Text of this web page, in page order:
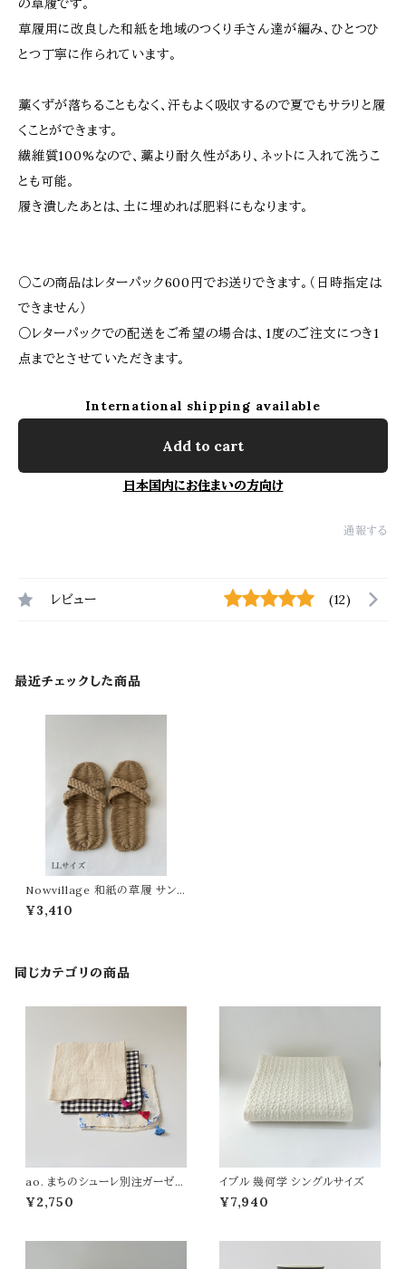
の草履です。
草履用に改良した和紙を地域のつくり手さん達が編み、ひとつひ
とつ丁寧に作られています。
藁くずが落ちることもなく、汗もよく吸収するので夏でもサラリと履
くことができます。
繊維質100%なので、藁より耐久性があり、ネットに入れて洗うこ
とも可能。
履き潰したあとは、土に埋めれば肥料にもなります。
○この商品はレターパック600円でお送りできます。（日時指定は
できません）
○レターパックでの配送をご希望の場合は、1度のご注文につき1
点までとさせていただきます。
International shipping available
Add to cart
日本国内にお住まいの方向け
通報する
レビュー (12)
最近チェックした商品
Nowvillage 和紙の草履 サン
ダルタイプ LL（26-27cm）
¥3,410
同じカテゴリの商品
ao. まちのシューレ別注ガーゼハ
ンカチ
¥2,750
イブル 幾何学 シングルサイズ
¥7,940